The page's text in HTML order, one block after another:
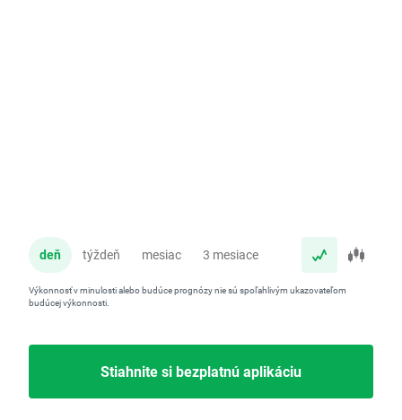
deň týždeň mesiac 3 mesiace
Výkonnosť v minulosti alebo budúce prognózy nie sú spoľahlivým ukazovateľom
budúcej výkonnosti.
Stiahnite si bezplatnú aplikáciu